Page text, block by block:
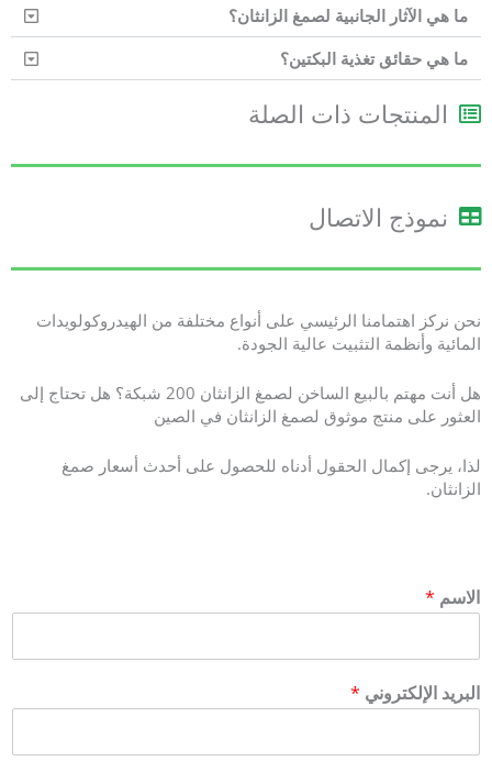
ما هي الآثار الجانبية لصمغ الزانثان؟
ما هي حقائق تغذية البكتين؟
المنتجات ذات الصلة
نموذج الاتصال
نحن نركز اهتمامنا الرئيسي على أنواع مختلفة من الهيدروكولويدات
المائية وأنظمة التثبيت عالية الجودة.
هل أنت مهتم بالبيع الساخن لصمغ الزانثان 200 شبكة؟ هل تحتاج إلى
العثور على منتج موثوق لصمغ الزانثان في الصين
لذا، يرجى إكمال الحقول أدناه للحصول على أحدث أسعار صمغ
الزانثان.
الاسم *
البريد الإلكتروني *